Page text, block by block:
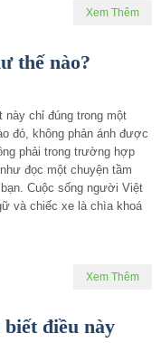
Xem Thêm
thế nào?
này chỉ đúng trong một
đó, không phản ánh được
phải trong trường hợp
đọc một chuyện tầm
Cuộc sống người Việt
và chiếc xe là chìa khoá
Xem Thêm
điều này